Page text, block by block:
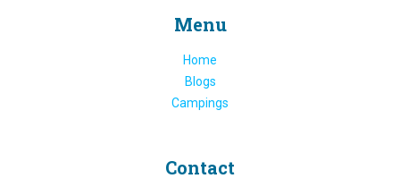
Menu
Home
Blogs
Campings
Contact